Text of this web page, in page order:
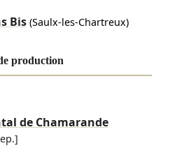
Bis(Saulx-les-Chartreux)
production
de Chamarande